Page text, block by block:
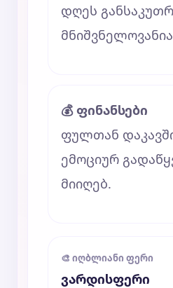
დღეს
💰 ფინანსები
ფულთან
ემოციურ
მიიღებ.
🎨 იღბლიანი ფერი
ვარდისფერი